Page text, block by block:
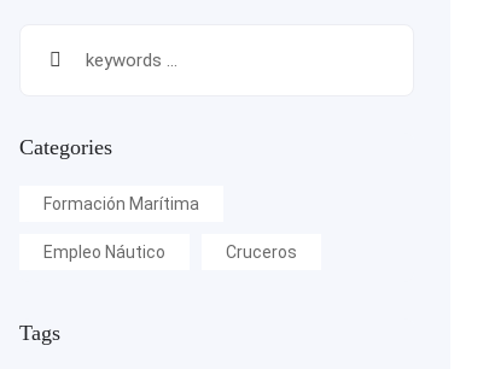
Categories
Formación Marítima
Empleo Náutico Cruceros
Tags